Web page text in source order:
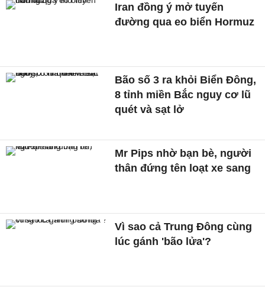
Iran đồng ý mở tuyến
đường qua eo biển Hormuz
Bão số 3 ra khỏi Biển Đông,
8 tỉnh miền Bắc nguy cơ lũ
quét và sạt lở
Mr Pips nhờ bạn bè, người
thân đứng tên loạt xe sang
Vì sao cả Trung Đông cùng
lúc gánh 'bão lửa'?